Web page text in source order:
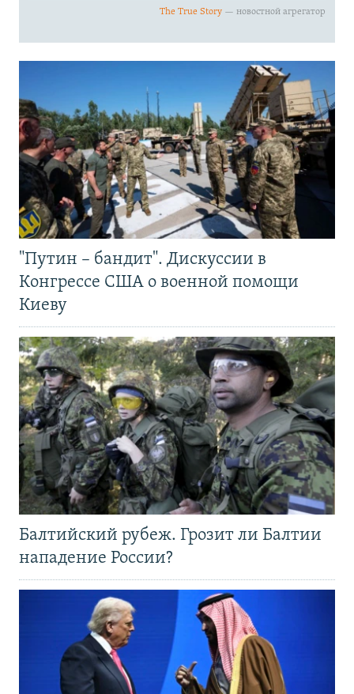
"Путин – бандит". Дискуссии в
Конгрессе США о военной помощи
Киеву
Балтийский рубеж. Грозит ли Балтии
нападение России?